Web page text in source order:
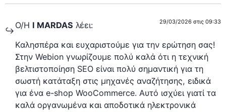
Ο/Η I MARDAS λέει: 29/03/2026 στις 09:33
Καλησπέρα και ευχαριστούμε για την ερώτηση σας!
Στην Webion γνωρίζουμε πολύ καλά ότι η τεχνική
βελτιστοποίηση SEO είναι πολύ σημαντική για τη
σωστή κατάταξη στις μηχανές αναζήτησης, ειδικά
για ένα e-shop WooCommerce. Αυτό ισχύει γιατί τα
καλά οργανωμένα και αποδοτικά ηλεκτρονικά